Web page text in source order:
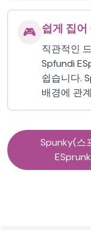
🎮 쉽게 집
직관적인
Spfundi
쉽습니다.
배경에 관
Spunky(스